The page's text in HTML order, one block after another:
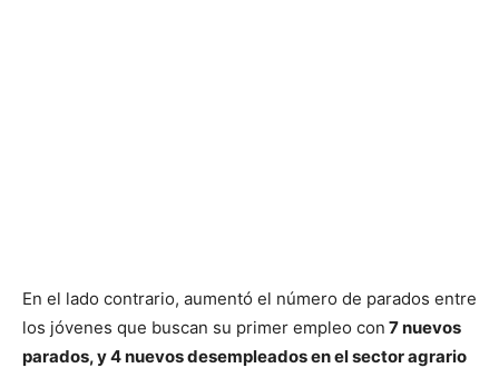
En el lado contrario, aumentó el número de parados entre
los jóvenes que buscan su primer empleo con 7 nuevos
parados, y 4 nuevos desempleados en el sector agrario